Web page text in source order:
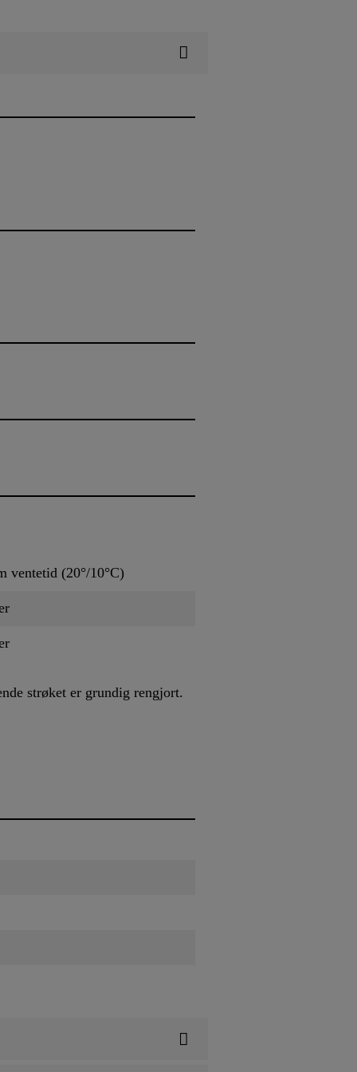
ventetid (20°/10°C)
strøket er grundig rengjort.